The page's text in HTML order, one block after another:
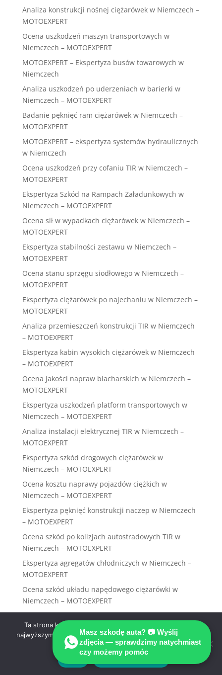
Analiza konstrukcji nośnej ciężarówek w Niemczech –
MOTOEXPERT
Ocena uszkodzeń maszyn transportowych w
Niemczech – MOTOEXPERT
MOTOEXPERT – Ekspertyza busów towarowych w
Niemczech
Analiza uszkodzeń po uderzeniach w barierki w
Niemczech – MOTOEXPERT
Badanie pęknięć ram ciężarówek w Niemczech –
MOTOEXPERT
MOTOEXPERT – ekspertyza systemów hydraulicznych
w Niemczech
Ocena uszkodzeń przy cofaniu TIR w Niemczech –
MOTOEXPERT
Ekspertyza Szkód na Rampach Załadunkowych w
Niemczech – MOTOEXPERT
Ocena sił w wypadkach ciężarówek w Niemczech –
MOTOEXPERT
Ekspertyza stabilności zestawu w Niemczech –
MOTOEXPERT
Ocena stanu sprzęgu siodłowego w Niemczech –
MOTOEXPERT
Ekspertyza ciężarówek po najechaniu w Niemczech –
MOTOEXPERT
Analiza przemieszczeń konstrukcji TIR w Niemczech
– MOTOEXPERT
Ekspertyza kabin wysokich ciężarówek w Niemczech
– MOTOEXPERT
Ocena jakości napraw blacharskich w Niemczech –
MOTOEXPERT
Ekspertyza uszkodzeń platform transportowych w
Niemczech – MOTOEXPERT
Analiza instalacji elektrycznej TIR w Niemczech –
MOTOEXPERT
Ekspertyza szkód drogowych ciężarówek w
Niemczech – MOTOEXPERT
Ocena kosztu naprawy pojazdów ciężkich w
Niemczech – MOTOEXPERT
Ekspertyza pęknięć konstrukcji naczep w Niemczech
– MOTOEXPERT
Ocena szkód po kolizjach autostradowych TIR w
Niemczech – MOTOEXPERT
Ekspertyza agregatów chłodniczych w Niemczech –
MOTOEXPERT
Ocena szkód układu napędowego ciężarówki w
Niemczech – MOTOEXPERT
Ekspertyza przewróconych zestawów w Niemczech –
MOTOEXPERT
Techniczna analiza transportu długiego w
Niemczech – MOTOEXPERT
Ekspertyza pojazdów ciężkich po pożarze w
Masz szkodę auta? 📷 Wyślij
zdjęcia — sprawdzimy natychmiast
czy możemy pomóc
Ta strona korzysta z ciasteczek aby świadczyć usługi na
najwyższym poziomie. Dalsze korzystanie ze strony oznacza,
że zgadzasz się na ich użycie.